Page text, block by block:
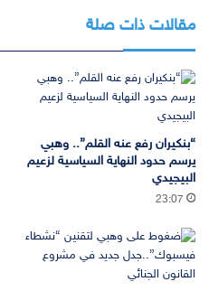
مقالات ذات صلة
“بنكيران رفع عنه القلم”.. وهبي
يرسم حدود النهاية السياسية لزعيم
البيجيدي
23:07